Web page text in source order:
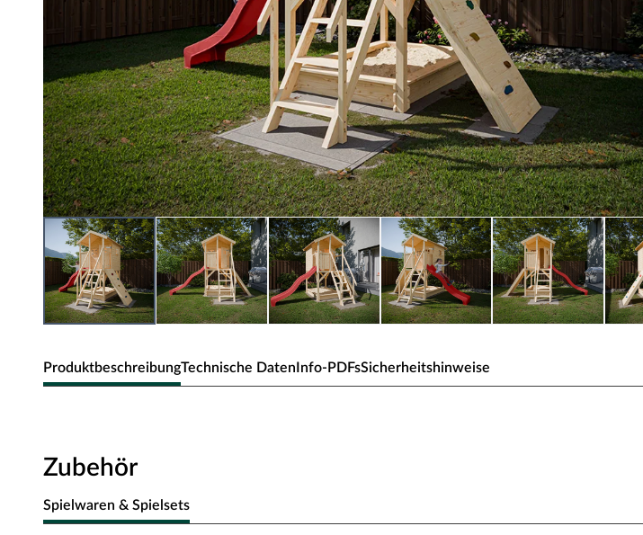
ProduktbeschreibungTechnische DatenInfo-PDFsSicherheitshinweise
Tolles Stelzenhaus inkl. Sandkasten, Kletterwand und Rutsche
Sicherer Aufstieg
Das Stelzenhaus lässt sich durch eine Treppe mit eingelassenen Stufen und beidseitigem Handlauf sicher
Zubehör
Spielwaren & Spielsets